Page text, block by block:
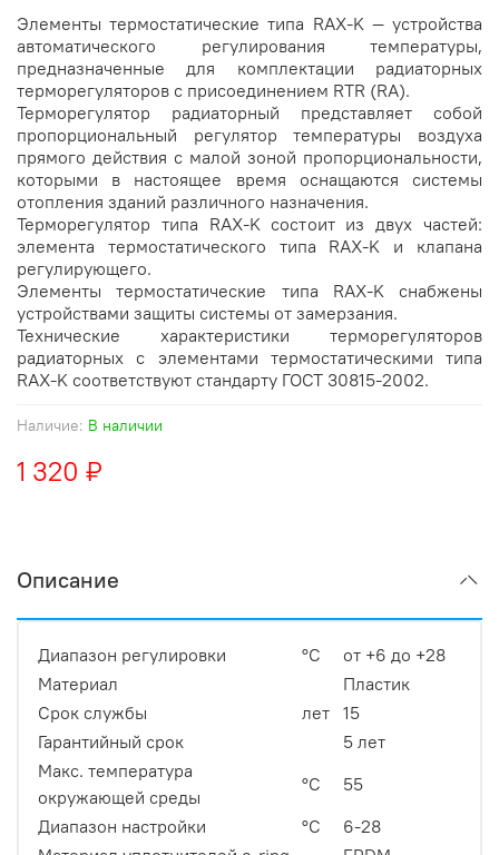
Наличие: В наличии
1 320 ₽
Элементы термостатические типа RAX-K — устройства
автоматического регулирования температуры,
предназначенные для комплектации радиаторных
терморегуляторов с присоединением RTR (RA).
Терморегулятор радиаторный представляет собой
пропорциональный регулятор температуры воздуха
прямого действия с малой зоной пропорциональности,
которыми в настоящее время оснащаются системы
отопления зданий различного назначения.
Терморегулятор типа RAX-K состоит из двух частей:
элемента термостатического типа RAX-K и клапана
регулирующего.
Элементы термостатические типа RAX-K снабжены
устройствами защиты системы от замерзания.
Технические характеристики терморегуляторов
радиаторных с элементами термостатическими типа
RAX-K соответствуют стандарту ГОСТ 30815-2002.
Описание
Диапазон регулировки °С
от +6 до +28
Материал
Пластик
Срок службы
лет 15
Гарантийный срок
5 лет
Макс. температура
окружающей среды
°С
55
Диапазон настройки
°С
6-28